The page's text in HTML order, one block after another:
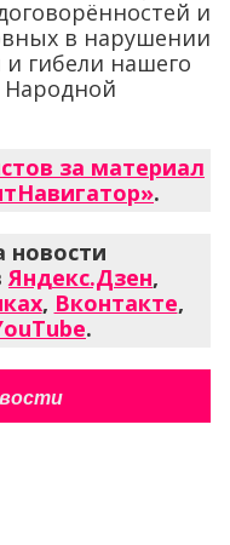
и
в нарушении
гибели нашего
Народной
за материал
.
новости
Яндекс.Дзен,
, Вконтакте,
.